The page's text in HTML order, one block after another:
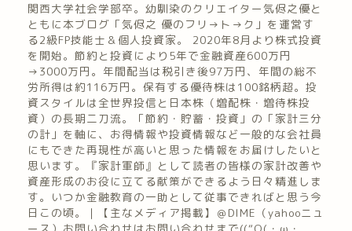
関西大学社会学部卒。幼馴染のクリエイター気侭之優と
ともに本ブログ「気侭之 優のフリ→ト→ク」を運営す
る2級FP技能士＆個人投資家。 2020年8月より株式投資
を開始。節約と投資により5年で金融資産600万円
→3000万円。年間配当は税引き後97万円、年間の総不
労所得は約116万円。保有する優待株は100銘柄超。投
資スタイルは全世界投信と日本株（増配株・増待株投
資）の長期二刀流。「節約・貯蓄・投資」の「家計三分
の計」を軸に、お得情報や投資情報など一般的な会社員
にもできた再現性が高いと思った情報をお届けしたいと
思います。『家計軍師』として読者の皆様の家計改善や
資産形成のお役に立てる献策ができるよう日々精進しま
す。いつか金融教育の一助として従事できればと思う今
日この頃。｜【主なメディア掲載】＠DIME（yahooニュ